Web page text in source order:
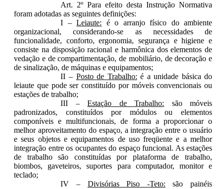
Art. 2º Para efeito desta Instrução Normativa
foram adotadas as seguintes definições:
I –Leiaute: é o arranjo físico do ambiente
organizacional, considerando-se as necessidades de
funcionalidade, conforto, ergonomia, segurança e higiene e
consiste na disposição racional e harmônica dos elementos de
vedação e de compartimentação, de mobiliário, de decoração e
de sinalização, de máquinas e equipamentos;
II – Posto de Trabalho: é a unidade básica do
leiaute que pode ser constituído por móveis convencionais ou
estações de trabalho;
III –Estação de Trabalho: são móveis
padronizados, constituídos por módulos ou elementos
componíveis e multifuncionais, de forma a proporcionar o
melhor aproveitamento do espaço, a integração entre o usuário
e seus objetos e equipamentos de uso freqüente e a melhor
integração entre os ocupantes do espaço funcional. As estações
de trabalho são constituídas por plataforma de trabalho,
biombos, gaveteiros, suportes para computador, monitor e
teclado;
IV – Divisórias Piso -Teto: são painéis